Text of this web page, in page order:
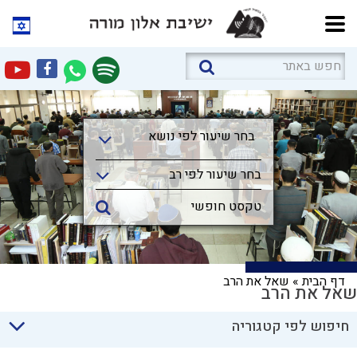
בחר שיעור לפי נושא
בחר שיעור לפי נושא
בחר שיעור לפי רב
דף הבית» שאל את הרבשאל את הרב
חיפוש לפי קטגוריה